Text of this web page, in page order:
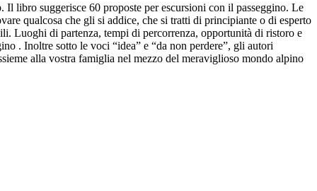
libro suggerisce 60 proposte per escursioni con il passeggino. Le
qualcosa che gli si addice, che si tratti di principiante o di esperto
Luoghi di partenza, tempi di percorrenza, opportunità di ristoro e
. Inoltre sotto le voci “idea” e “da non perdere”, gli autori
alla vostra famiglia nel mezzo del meraviglioso mondo alpino